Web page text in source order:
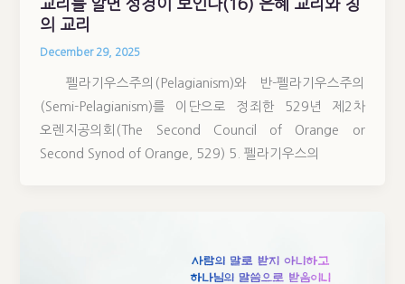
교리를 알면 성경이 보인다(16) 은혜 교리와 칭
의 교리
December 29, 2025
펠라기우스주의(Pelagianism)와 반-펠라기우스주의
(Semi-Pelagianism)를 이단으로 정죄한 529년 제2차
오렌지공의회(The Second Council of Orange or
Second Synod of Orange, 529) 5. 펠라기우스의